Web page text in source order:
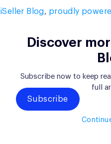
iSeller Blog, proudly
Discover
Subscribe now to keep
full
Subscribe